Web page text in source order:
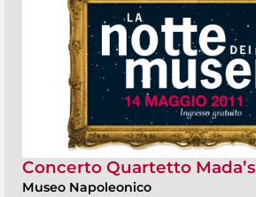
Concerto Quartetto Mada’s
Museo Napoleonico